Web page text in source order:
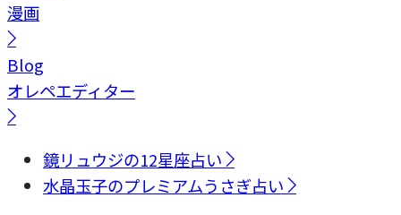
漫画
Blog
オレペエディター
鏡リュウジの12星座占い
水晶玉子のプレミアムうさぎ占い